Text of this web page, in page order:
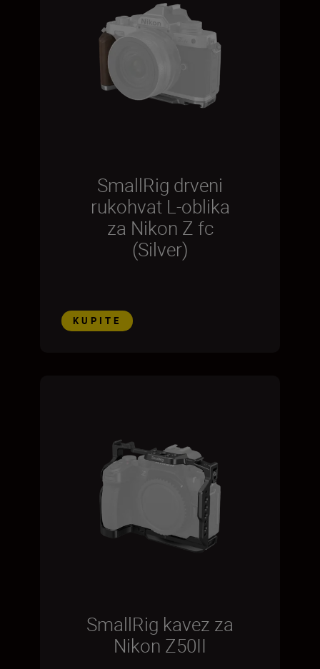
SmallRig drveni
rukohvat L-oblika
za Nikon Z fc
(Silver)
KUPITE
SmallRig kavez za
Nikon Z50II